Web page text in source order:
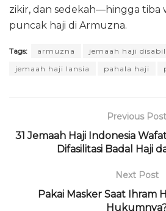
zikir, dan sedekah—hingga tiba
puncak haji di Armuzna.
Tags: armuzna
jemaah haji
jemaah haji lansia
pahala haji
Previous Post
31 Jemaah Haji Indonesia
Difasilitasi Badal Haji
Next Post
Pakai Masker Saat Ihram